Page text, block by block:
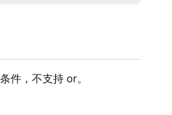
件，不支持 or。